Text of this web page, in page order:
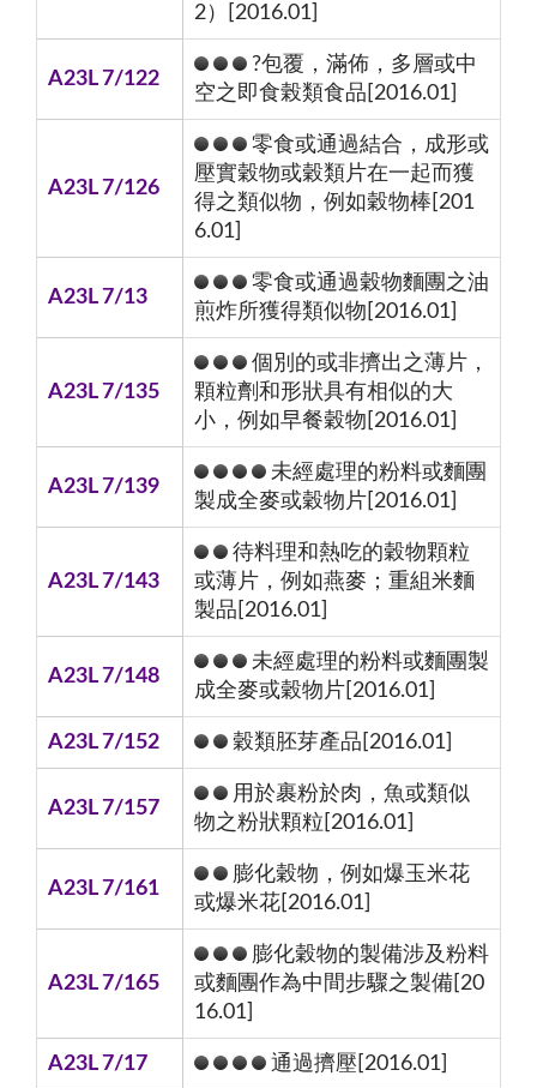
2）[2016.01]
A23L 7/122
?包覆，滿佈，多層或中
空之即食榖類食品[2016.01]
A23L 7/126
零食或通過結合，成形或
壓實穀物或穀類片在一起而獲
得之類似物，例如穀物棒[201
6.01]
A23L 7/13
零食或通過穀物麵團之油
煎炸所獲得類似物[2016.01]
A23L 7/135
個別的或非擠出之薄片，
顆粒劑和形狀具有相似的大
小，例如早餐穀物[2016.01]
A23L 7/139
未經處理的粉料或麵團
製成全麥或穀物片[2016.01]
A23L 7/143
待料理和熱吃的穀物顆粒
或薄片，例如燕麥；重組米麵
製品[2016.01]
A23L 7/148
未經處理的粉料或麵團製
成全麥或穀物片[2016.01]
A23L 7/152 穀類胚芽產品[2016.01]
A23L 7/157
用於裹粉於肉，魚或類似
物之粉狀顆粒[2016.01]
A23L 7/161
膨化穀物，例如爆玉米花
或爆米花[2016.01]
A23L 7/165
膨化穀物的製備涉及粉料
或麵團作為中間步驟之製備[20
16.01]
A23L 7/17 通過擠壓[2016.01]